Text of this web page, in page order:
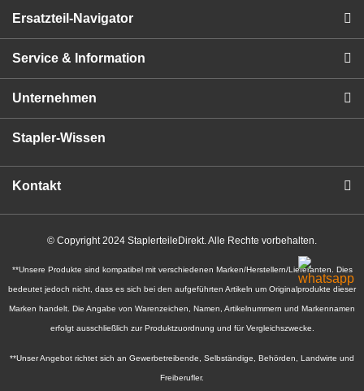
Ersatzteil-Navigator
Service & Information
Unternehmen
Stapler-Wissen
Kontakt
© Copyright 2024 StaplerteileDirekt. Alle Rechte vorbehalten.
**Unsere Produkte sind kompatibel mit verschiedenen Marken/Herstellern/Lieferanten. Dies
bedeutet jedoch nicht, dass es sich bei den aufgeführten Artikeln um Originalprodukte dieser
Marken handelt. Die Angabe von Warenzeichen, Namen, Artikelnummern und Markennamen
erfolgt ausschließlich zur Produktzuordnung und für Vergleichszwecke.
**Unser Angebot richtet sich an Gewerbetreibende, Selbständige, Behörden, Landwirte und
Freiberufler.